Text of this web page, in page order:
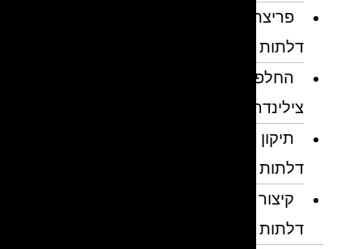
פריצת
דלתות
החלפת
צילינדרים
תיקון
דלתות
קיצור
דלתות